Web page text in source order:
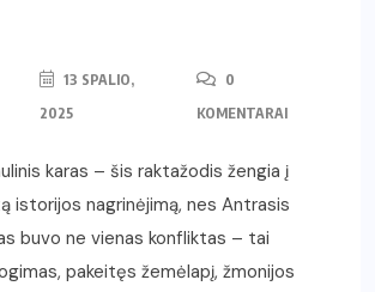
13 SPALIO,
2025
0
KOMENTARAI
karas – šis raktažodis žengia į
istorijos nagrinėjimą, nes Antrasis
buvo ne vienas konfliktas – tai
pakeitęs žemėlapį, žmonijos